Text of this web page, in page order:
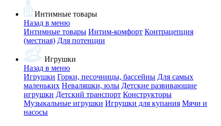
Интимные товары
Назад в меню
Интимные товары Интим-комфорт Контрацепция
(местная) Для потенции
Игрушки
Назад в меню
Игрушки Горки, песочницы, бассейны Для самых
маленьких Неваляшки, юлы Детские развивающие
игрушки Детский транспорт Конструкторы
Музыкальные игрушки Игрушки для купания Мячи и
насосы